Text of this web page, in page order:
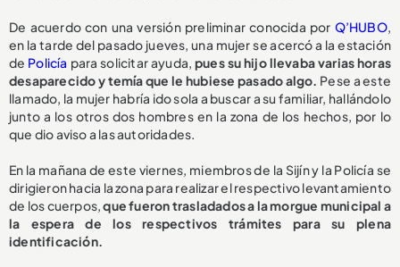
De acuerdo con una versión preliminar conocida por Q’HUBO,
en la tarde del pasado jueves, una mujer se acercó a la estación
de Policía para solicitar ayuda, pues su hijo llevaba varias horas
desaparecido y temía que le hubiese pasado algo. Pese a este
llamado, la mujer habría ido sola a buscar a su familiar, hallándolo
junto a los otros dos hombres en la zona de los hechos, por lo
que dio aviso a las autoridades.
En la mañana de este viernes, miembros de la Sijín y la Policía se
dirigieron hacia la zona para realizar el respectivo levantamiento
de los cuerpos,que fueron trasladados a la morgue municipal a
la espera de los respectivos trámites para su plena
identificación.